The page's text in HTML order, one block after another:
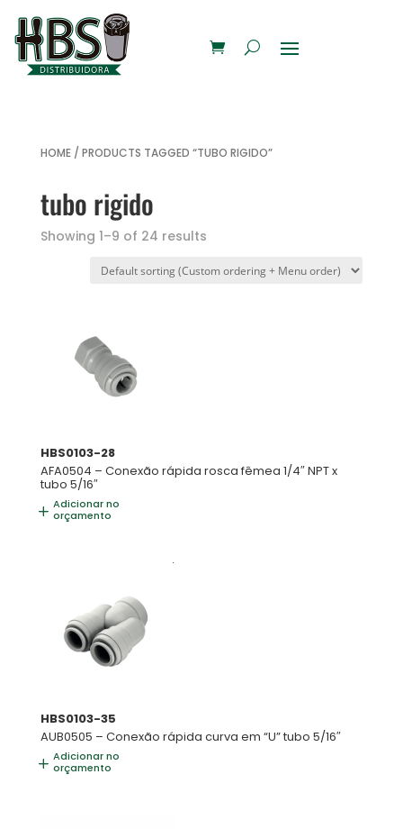
HOME/ PRODUCTS TAGGED “TUBO RIGIDO”
tubo rigido
Showing 1–9 of 24 results
HBS0103-28
AFA0504 – Conexão rápida rosca fêmea 1/4″ NPT x
tubo 5/16″
Adicionar no
orçamento
HBS0103-35
AUB0505 – Conexão rápida curva em “U” tubo 5/16″
Adicionar no
orçamento